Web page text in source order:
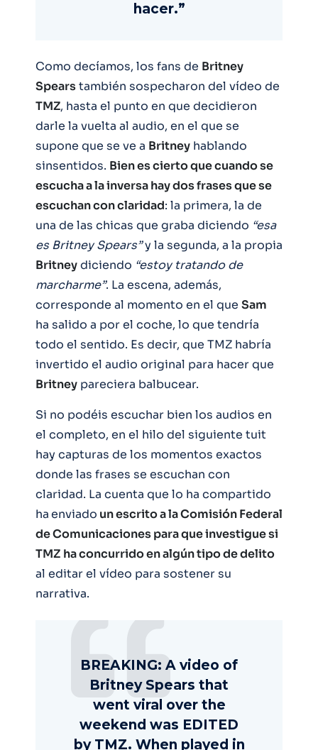
hacer.”
Como decíamos, los fans de Britney
Spearstambién sospecharon del vídeo de
TMZ, hasta el punto en que decidieron
darle la vuelta al audio, en el que se
supone que se ve a Britney hablando
sinsentidos. Bien es cierto que cuando se
escucha a la inversa hay dos frases que se
escuchan con claridad: la primera, la de
una de las chicas que graba diciendo “esa
es Britney Spears”y la segunda, a la propia
Britneydiciendo “estoy tratando de
marcharme”. La escena, además,
corresponde al momento en el que Sam
ha salido a por el coche, lo que tendría
todo el sentido. Es decir, que TMZ habría
invertido el audio original para hacer que
Britney pareciera balbucear.
Si no podéis escuchar bien los audios en
el completo, en el hilo del siguiente tuit
hay capturas de los momentos exactos
donde las frases se escuchan con
claridad. La cuenta que lo ha compartido
haenviado un escrito a la Comisión Federal
de Comunicaciones para que investigue si
TMZ ha concurrido en algún tipo de delito
al editar el vídeo para sostener su
narrativa.
BREAKING: A video of
Britney Spears that
went viral over the
weekend was EDITED
by TMZ. When played in